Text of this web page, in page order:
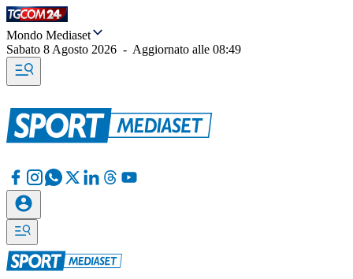
Mondo Mediaset
Sabato 8 Agosto 2026 - Aggiornato alle 08:49